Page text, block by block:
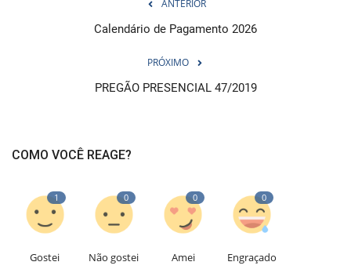
ANTERIOR
Calendário de Pagamento 2026
PRÓXIMO
PREGÃO PRESENCIAL 47/2019
COMO VOCÊ REAGE?
1
Gostei
0
Não gostei
0
Amei
0
Engraçado